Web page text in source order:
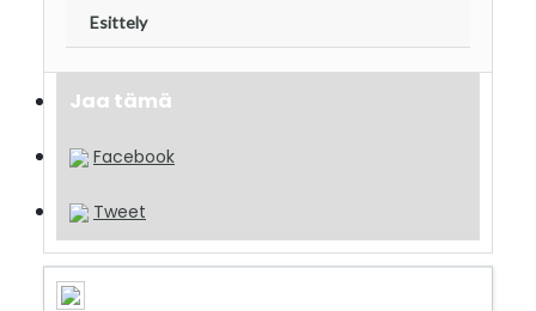
Esittely
Jaa tämä
Facebook
Tweet